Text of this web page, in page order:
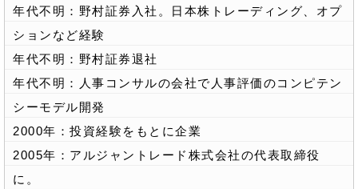
年代不明：野村証券入社。日本株トレーディング、オプ
ションなど経験
年代不明：野村証券退社
年代不明：人事コンサルの会社で人事評価のコンピテン
シーモデル開発
2000年：投資経験をもとに企業
2005年：アルジャントレード株式会社の代表取締役
に。